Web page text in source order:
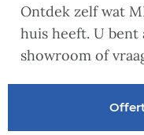
Ontdek zelf wat
huis heeft. U
showroom of